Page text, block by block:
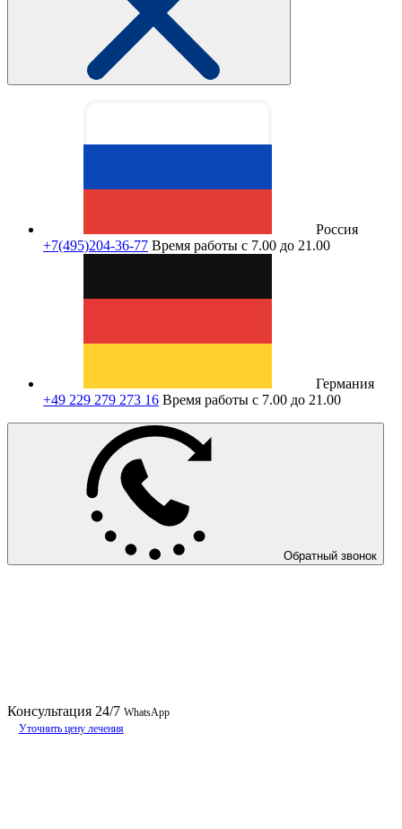
Россия
+7(495)204-36-77 Время работы с 7.00 до 21.00
Германия
+49 229 279 273 16 Время работы с 7.00 до 21.00
Обратный звонок
Консультация 24/7 WhatsApp
Уточнить цену лечения